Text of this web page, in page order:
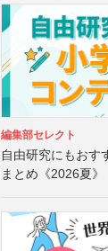
編集部セレクト
自由研究にもおす
まとめ《2026夏》